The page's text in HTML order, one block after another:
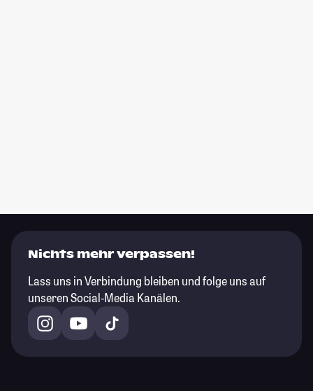
Nichts mehr verpassen!
Lass uns in Verbindung bleiben und folge uns auf
unseren Social-Media Kanälen.